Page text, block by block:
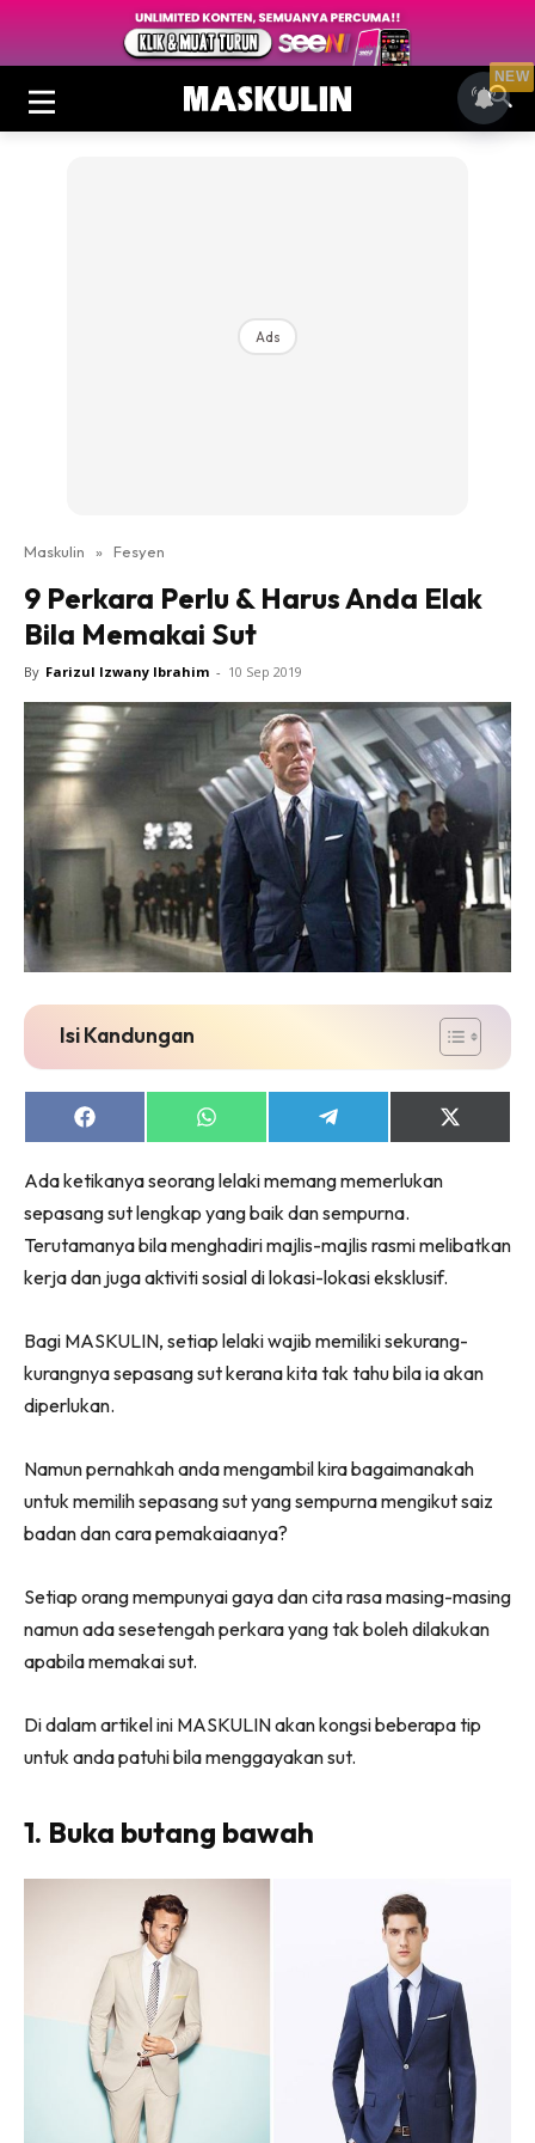
Ads
Maskulin » Fesyen
9 Perkara Perlu & Harus Anda Elak
Bila Memakai Sut
By Farizul Izwany Ibrahim - 10 Sep 2019
Isi Kandungan
Share
on
Share
on
Share
on
Share
on
Ada ketikanya seorang lelaki memang memerlukan
sepasang sut lengkap yang baik dan sempurna.
Terutamanya bila menghadiri majlis-majlis rasmi melibatkan
kerja dan juga aktiviti sosial di lokasi-lokasi eksklusif.
Bagi MASKULIN, setiap lelaki wajib memiliki sekurang-
kurangnya sepasang sut kerana kita tak tahu bila ia akan
diperlukan.
Namun pernahkah anda mengambil kira bagaimanakah
untuk memilih sepasang sut yang sempurna mengikut saiz
badan dan cara pemakaiaanya?
Setiap orang mempunyai gaya dan cita rasa masing-masing
namun ada sesetengah perkara yang tak boleh dilakukan
apabila memakai sut.
Di dalam artikel ini MASKULIN akan kongsi beberapa tip
untuk anda patuhi bila menggayakan sut.
1. Buka butang bawah
NEW